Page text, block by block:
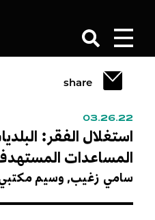
share
03.26.22
استغلال الفقر:
المساعدات
سامي زغيب,وسيم